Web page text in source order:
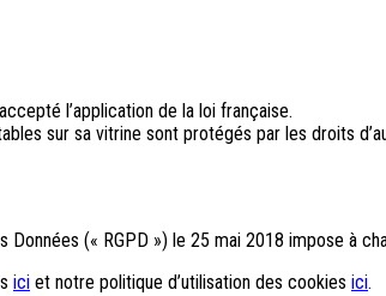
l’application de la loi française.
sur sa vitrine sont protégés par les droits
(« RGPD ») le 25 mai 2018 impose à
ici et notre politique d’utilisation des cookies ici.